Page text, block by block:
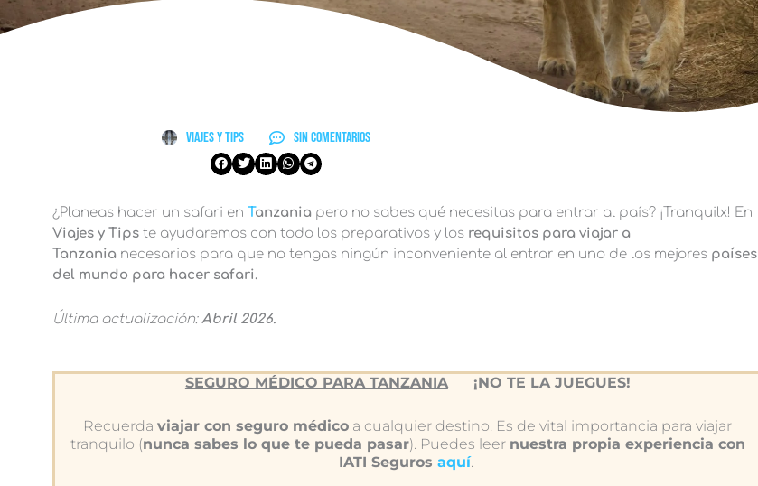
Viajes y Tips Sin comentarios
¿Planeas hacer un safari en Tanzaniapero no sabes qué necesitas para entrar al país? ¡Tranquilx! En
Viajes y Tipste ayudaremos con todo los preparativos y los requisitos para viajar a
Tanzania necesarios para que no tengas ningún inconveniente al entrar en uno de los mejores países
del mundo para hacer safari.
Última actualización:Abril2026.
SEGURO MÉDICO PARA TANZANIA ¡NO TE LA JUEGUES!
Recuerdaviajar con seguro médico a cualquier destino. Es de vital importancia para viajar
tranquilo (nunca sabes lo que te pueda pasar). Puedes leer nuestra propia experiencia con
IATI Seguros aquí.